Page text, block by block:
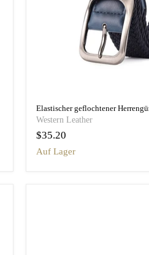
Elastischer geflochtener
Western Leather
$35.20
auf Lager